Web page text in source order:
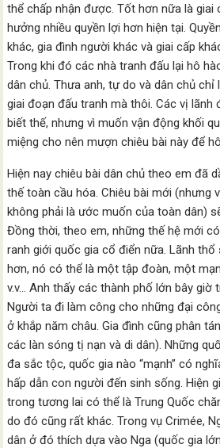
thể chấp nhận được. Tốt hơn nữa là giai
hưởng nhiều quyền lợi hơn hiện tại.
khác, gia đình người khác và giai cấp
Trong khi đó các nhà tranh đấu lại hô
dân chủ. Thưa anh, tự do và dân chủ
giai đoạn đấu tranh mà thôi. Các vị lãnh
biết thế, nhưng vì muốn vận động khối
miệng cho nên mượn chiêu bài này để
Hiện nay chiêu bài dân chủ theo em đã
thế toàn cầu hóa. Chiêu bài mới (nhưng
không phải là ước muốn của toàn dân)
Đồng thời, theo em, những thế hệ mới
ranh giới quốc gia cổ điển nữa. Lãnh
hơn, nó có thể là một tập đoàn, một
v.v… Anh thấy các thành phố lớn bây giờ
Người ta đi làm công cho những đại
ở khắp năm châu. Gia đình cũng phân
các làn sóng tị nạn và di dân). Những
đa sắc tộc, quốc gia nào “mạnh” có
hấp dẫn con người đến sinh sống. Hiện
trong tương lai có thể là Trung Quốc
do đó cũng rất khác. Trong vụ Crimée,
dân ở đó thích dựa vào Nga (quốc gia